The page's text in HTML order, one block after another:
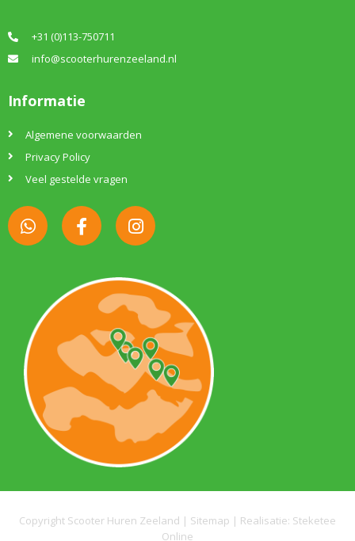
+31 (0)113-750711
info@scooterhurenzeeland.nl
Informatie
Algemene voorwaarden
Privacy Policy
Veel gestelde vragen
Copyright Scooter Huren Zeeland | Sitemap | Realisatie: Steketee
Online